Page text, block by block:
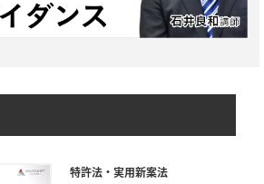
特許法・実用新案法